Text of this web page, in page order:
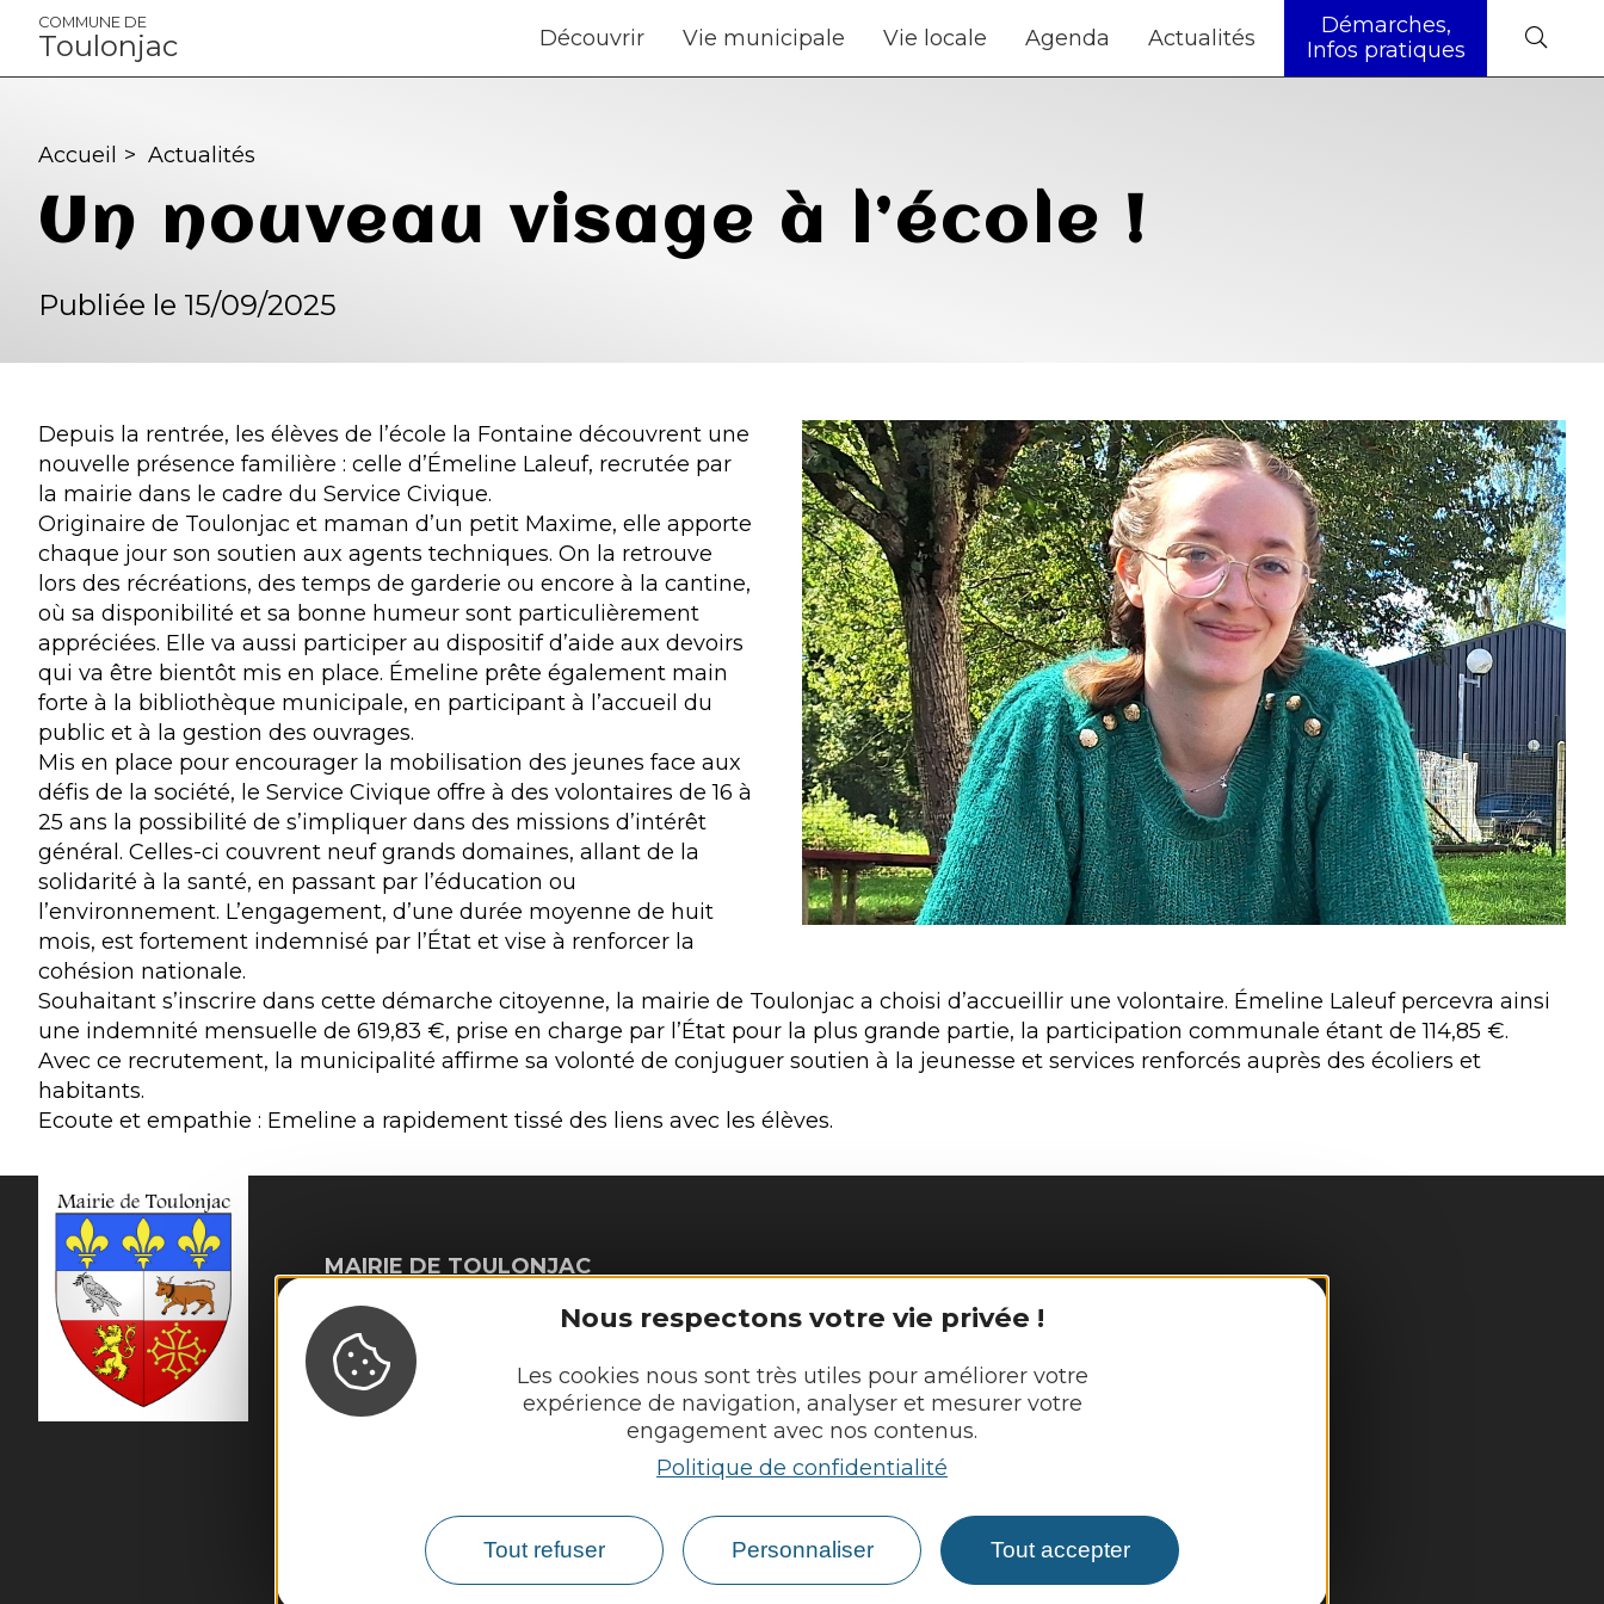
Panneau de gestion des cookies
Nous respectons votre vie privée !
Les cookies nous sont très utiles pour améliorer votre
expérience de navigation, analyser et mesurer votre
engagement avec nos contenus.
Politique de confidentialité
Tout refuser Personnaliser Tout accepter
COMMUNE DE
Toulonjac Découvrir Vie municipale Vie locale Agenda Actualités
Démarches,
Infos pratiques
Accueil > Actualités
Un nouveau visage à l’école !
Publiée le 15/09/2025
Depuis la rentrée, les élèves de l’école la Fontaine découvrent une
nouvelle présence familière : celle d’Émeline Laleuf, recrutée par
la mairie dans le cadre du Service Civique.
Originaire de Toulonjac et maman d’un petit Maxime, elle apporte
chaque jour son soutien aux agents techniques. On la retrouve
lors des récréations, des temps de garderie ou encore à la cantine,
où sa disponibilité et sa bonne humeur sont particulièrement
appréciées. Elle va aussi participer au dispositif d’aide aux devoirs
qui va être bientôt mis en place. Émeline prête également main
forte à la bibliothèque municipale, en participant à l’accueil du
public et à la gestion des ouvrages.
Mis en place pour encourager la mobilisation des jeunes face aux
défis de la société, le Service Civique offre à des volontaires de 16 à
25 ans la possibilité de s’impliquer dans des missions d’intérêt
général. Celles-ci couvrent neuf grands domaines, allant de la
solidarité à la santé, en passant par l’éducation ou
l’environnement. L’engagement, d’une durée moyenne de huit
mois, est fortement indemnisé par l’État et vise à renforcer la
cohésion nationale.
Souhaitant s’inscrire dans cette démarche citoyenne, la mairie de Toulonjac a choisi d’accueillir une volontaire. Émeline Laleuf percevra ainsi
une indemnité mensuelle de 619,83 €, prise en charge par l’État pour la plus grande partie, la participation communale étant de 114,85 €.
Avec ce recrutement, la municipalité affirme sa volonté de conjuguer soutien à la jeunesse et services renforcés auprès des écoliers et
habitants.
Ecoute et empathie : Emeline a rapidement tissé des liens avec les élèves.
MAIRIE DE TOULONJAC
12200 Toulonjac
Tél. :05 65 45 11 97
Horaires d'ouverture :
Mardi, mercredi et jeudi : 8h - 12h et 13h30 - 17h30
Découvrir
Vie municipale
Vie locale
Démarches, infos pratiques